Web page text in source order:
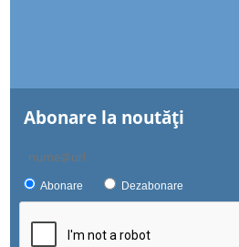
Abonare la noutăţi
Abonare Dezabonare